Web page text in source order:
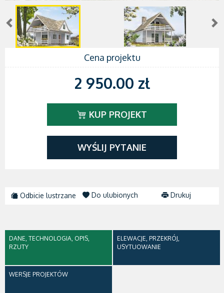
Cena projektu
2 950.00 zł
KUP PROJEKT
WYŚLIJ PYTANIE
Odbicie lustrzane Do ulubionych Drukuj
DANE, TECHNOLOGIA, OPIS,
RZUTY
ELEWACJE, PRZEKRÓJ,
USYTUOWANIE
WERSJE PROJEKTÓW